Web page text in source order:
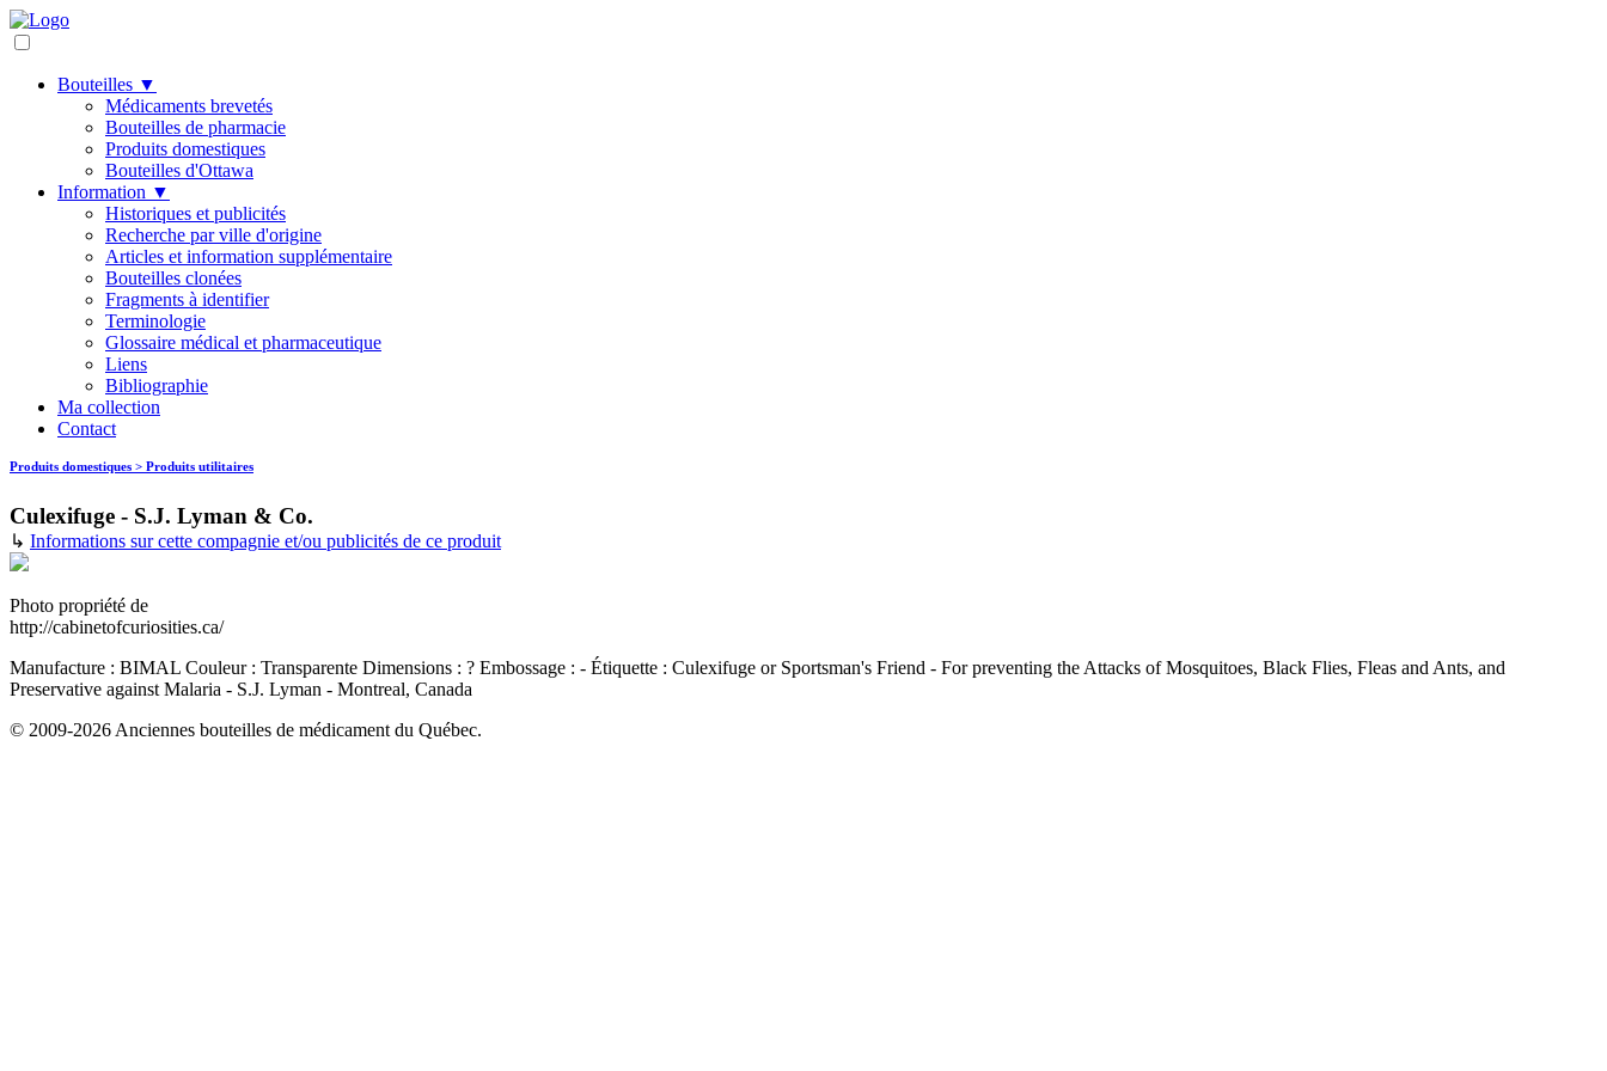
Bouteilles ▼
Médicaments brevetés
Bouteilles de pharmacie
Produits domestiques
Bouteilles d'Ottawa
Information ▼
Historiques et publicités
Recherche par ville d'origine
Articles et information supplémentaire
Bouteilles clonées
Fragments à identifier
Terminologie
Glossaire médical et pharmaceutique
Liens
Bibliographie
Ma collection
Contact
Produits domestiques > Produits utilitaires
Culexifuge - S.J. Lyman & Co.
↳ Informations sur cette compagnie et/ou publicités de ce produit
Photo propriété de
http://cabinetofcuriosities.ca/
Manufacture : BIMAL Couleur : Transparente Dimensions : ? Embossage : - Étiquette : Culexifuge or Sportsman's Friend - For preventing the Attacks of Mosquitoes, Black Flies, Fleas and Ants, and
Preservative against Malaria - S.J. Lyman - Montreal, Canada
© 2009-2026 Anciennes bouteilles de médicament du Québec.